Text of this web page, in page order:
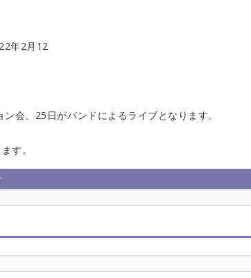
年2月12
会、25日がバンドによるライブとなります。
す。